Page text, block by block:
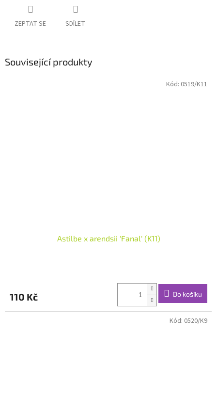
ZEPTAT SE SDÍLET
Související produkty
Astilbe x arendsii 'Fanal' (K11)
110 Kč Do košíku
Kód: 0519/K11
Kód: 0520/K9